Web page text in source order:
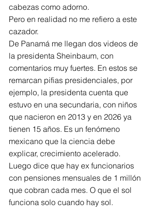
cabezas como adorno.
Pero en realidad no me refiero a este
cazador.
De Panamá me llegan dos videos de
la presidenta Sheinbaum, con
comentarios muy fuertes. En estos se
remarcan pifias presidenciales, por
ejemplo, la presidenta cuenta que
estuvo en una secundaria, con niños
que nacieron en 2013 y en 2026 ya
tienen 15 años. Es un fenómeno
mexicano que la ciencia debe
explicar, crecimiento acelerado.
Luego dice que hay ex funcionarios
con pensiones mensuales de 1 millón
que cobran cada mes. O que el sol
funciona solo cuando hay sol.